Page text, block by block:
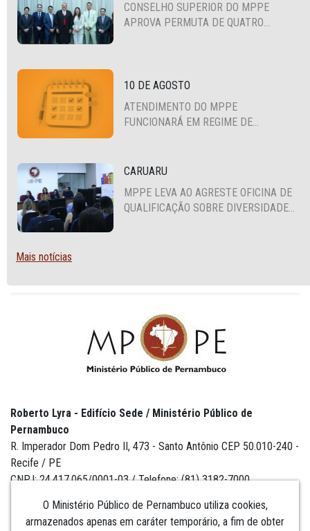
CONSELHO SUPERIOR DO MPPE
APROVA PERMUTA DE QUATRO
10 DE AGOSTO
ATENDIMENTO DO MPPE
FUNCIONARÁ EM REGIME DE
CARUARU
MPPE LEVA AO AGRESTE OFICINA DE
QUALIFICAÇÃO SOBRE DIVERSIDADE
Mais notícias
O Ministério Público de Pernambuco utiliza cookies,
armazenados apenas em caráter temporário, a fim de obter
Roberto Lyra - Edifício Sede / Ministério Público de
Pernambuco
R. Imperador Dom Pedro II, 473 - Santo Antônio CEP 50.010-240 -
Recife / PE
CNPJ: 24.417.065/0001-03 / Telefone: (81) 3182-7000